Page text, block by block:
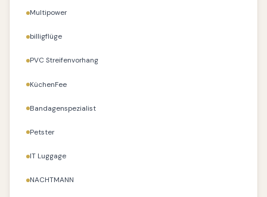
Multipower
billigflüge
PVC Streifenvorhang
KüchenFee
Bandagenspezialist
Petster
IT Luggage
NACHTMANN